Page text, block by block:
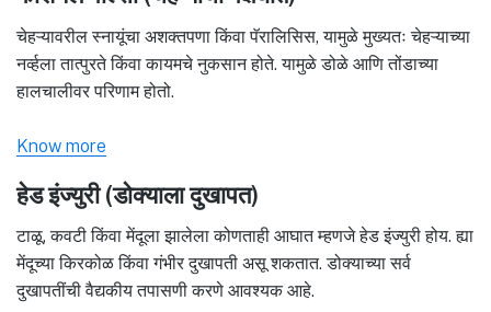
चेहऱ्यावरील स्नायूंचा अशक्तपणा किंवा पॅरालिसिस, यामुळे मुख्यतः चेहऱ्याच्या
नर्व्हला तात्पुरते किंवा कायमचे नुकसान होते. यामुळे डोळे आणि तोंडाच्या
हालचालीवर परिणाम होतो.
Know more
हेड इंज्युरी (डोक्याला दुखापत)
टाळू, कवटी किंवा मेंदूला झालेला कोणताही आघात म्हणजे हेड इंज्युरी होय. ह्या
मेंदूच्या किरकोळ किंवा गंभीर दुखापती असू शकतात. डोक्याच्या सर्व
दुखापतींची वैद्यकीय तपासणी करणे आवश्यक आहे.